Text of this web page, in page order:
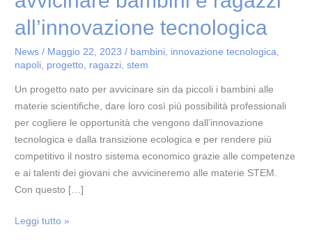
all’innovazione tecnologica
News / Maggio 22, 2023/ bambini, innovazione tecnologica,
napoli, progetto, ragazzi,stem
Un progetto nato per avvicinare sin da piccoli i bambini alle
materie scientifiche, dare loro così più possibilità professionali
per cogliere le opportunità che vengono dall’innovazione
tecnologica e dalla transizione ecologica e per rendere più
competitivo il nostro sistema economico grazie alle competenze
e ai talenti dei giovani che avvicineremo alle materie STEM.
Con questo […]
all’innovazione
tecnologica
Leggi tutto »